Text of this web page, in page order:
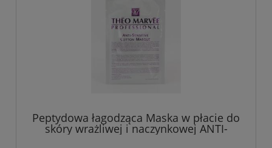
Peptydowa łagodząca Maska w płacie do
skóry wrażliwej i naczynkowej ANTI-
SENSITIVE Theo Marvee